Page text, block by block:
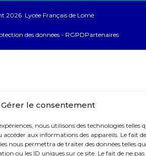
Gérer le consentement
nous utilisons des technologies telles
accéder aux informations des appareils. Le fait de
nous permettra de traiter des données telles
ou les ID uniques sur ce site. Le fait de ne pas
2026 Lycée Français de Lomé
des données - RGPDPartenaires